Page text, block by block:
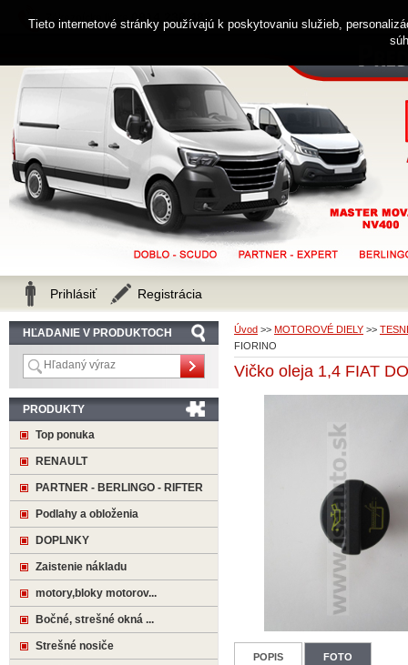
Úvod >> MOTOROVÉ DIELY >>
FIORINO
Vičko oleja 1,4 FIAT
POPIS FOTO
HĽADANIE V PRODUKTOCH
PRODUKTY
Top ponuka
RENAULT
PARTNER - BERLINGO - RIFTER
Podlahy a obloženia
DOPLNKY
Zaistenie nákladu
motory,bloky motorov...
Bočné, strešné okná ...
Strešné nosiče
Zákaznícka linka 0914 238 482
Prihlásiť Registrácia
Tieto internetové stránky používajú k poskytovaniu služieb,